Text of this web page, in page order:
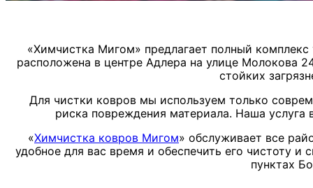
«Химчистка Мигом» предлагает полный
расположена в центре Адлера на улице Молокова
стойких
Для чистки ковров мы используем только
риска повреждения материала. Наша
«Химчистка ковров Мигом» обслуживает все
удобное для вас время и обеспечить его чистоту
пунктах